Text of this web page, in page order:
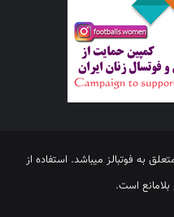
به فوتبالز میباشد. استفاده از
است.